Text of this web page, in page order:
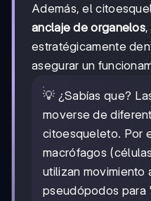
Además, el
anclaje de organelos
estratégicamente
asegurar un
💡 ¿Sabías que?
moverse de
citoesqueleto. Por
macrófagos
utilizan movimiento
pseudópodos para